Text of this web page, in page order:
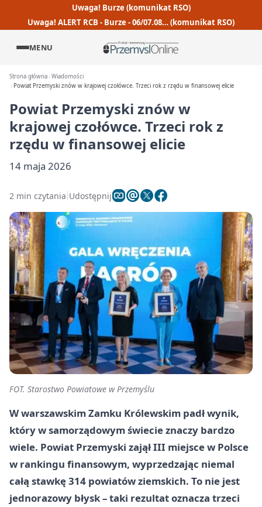
Uwaga! Burze (komunikat RSO)
Uwaga! ALERT RCB - Burze - 06/07.08… (komunikat RSO)
MENU
Strona główna Wiadomości
Powiat Przemyski znów w krajowej czołówce. Trzeci rok z rzędu w finansowej elicie
Powiat Przemyski znów w
krajowej czołówce. Trzeci rok z
rzędu w finansowej elicie
14 maja 2026
2 min czytania Udostępnij
FOT. Starostwo Powiatowe w Przemyślu
W warszawskim Zamku Królewskim padł wynik,
który w samorządowym świecie znaczy bardzo
wiele. Powiat Przemyski zajął III miejsce w Polsce
w rankingu finansowym, wyprzedzając niemal
całą stawkę 314 powiatów ziemskich. To nie jest
jednorazowy błysk – taki rezultat oznacza trzeci